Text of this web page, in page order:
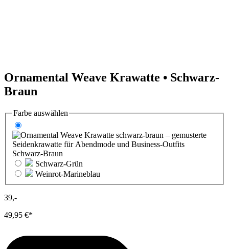
Ornamental Weave Krawatte • Schwarz-
Braun
Farbe auswählen
Schwarz-Braun
Schwarz-Grün
Weinrot-Marineblau
39,-
49,95 €*